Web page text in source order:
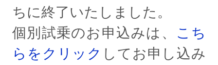
ちに終了いたしました。
個別試乗のお申込みは、 こち
らをクリック してお申し込み